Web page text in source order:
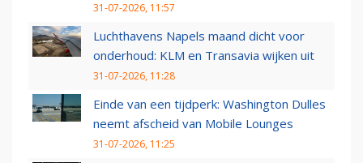
31-07-2026, 11:57
Luchthavens Napels maand dicht voor
onderhoud: KLM en Transavia wijken uit
31-07-2026, 11:28
Einde van een tijdperk: Washington Dulles
neemt afscheid van Mobile Lounges
31-07-2026, 11:25